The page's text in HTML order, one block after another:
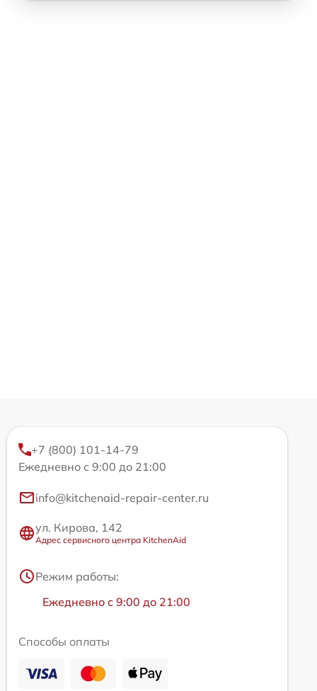
+7 (800) 101-14-79
Ежедневно с 9:00 до 21:00
info@kitchenaid-repair-center.ru
ул. Кирова, 142
Адрес сервисного центра KitchenAid
Режим работы:
Ежедневно с 9:00 до 21:00
Способы оплаты